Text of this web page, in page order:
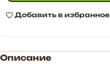
Добавить в избранное
Описание